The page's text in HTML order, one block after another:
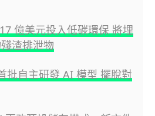
億美元投入低碳環保 將埋
渣排泄物
批自主研發 AI 模型 擺脫對